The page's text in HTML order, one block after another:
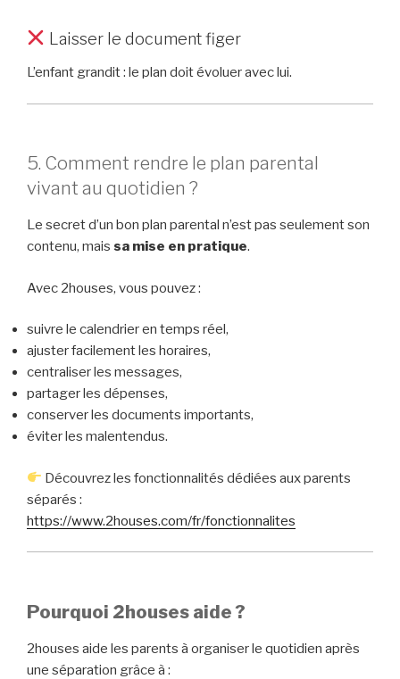
Laisser le document figer
L’enfant grandit : le plan doit évoluer avec lui.
5. Comment rendre le plan parental
vivant au quotidien ?
Le secret d’un bon plan parental n’est pas seulement son
contenu, mais sa mise en pratique.
Avec 2houses, vous pouvez :
suivre le calendrier en temps réel,
ajuster facilement les horaires,
centraliser les messages,
partager les dépenses,
conserver les documents importants,
éviter les malentendus.
Découvrez les fonctionnalités dédiées aux parents
séparés :
https://www.2houses.com/fr/fonctionnalites
Pourquoi 2houses aide ?
2houses aide les parents à organiser le quotidien après
une séparation grâce à :